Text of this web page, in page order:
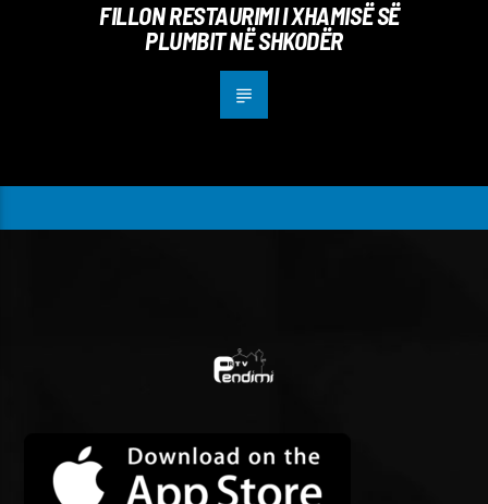
FILLON RESTAURIMI I XHAMISË SË
PLUMBIT NË SHKODËR